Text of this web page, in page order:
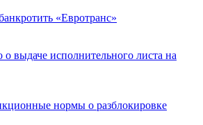
«Евротранс»
о выдаче исполнительного листа на
нормы о разблокировке